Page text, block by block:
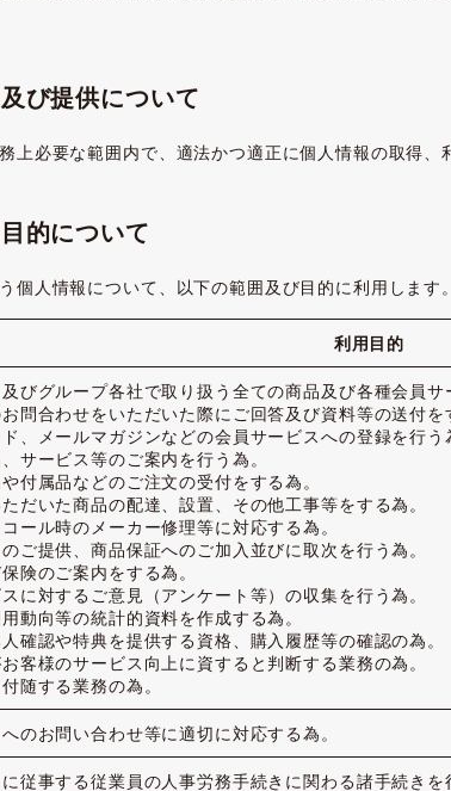
び提供について
上必要な範囲内で、適法かつ適正に個人情報の取得、
的について
個人情報について、以下の範囲及び目的に利用します。
利用目的
及びグループ各社で取り扱う全ての商品及び各種会員
問合わせをいただいた際にご回答及び資料等の送付を
、メールマガジンなどの会員サービスへの登録を行う
サービス等のご案内を行う為。
付属品などのご注文の受付をする為。
だいた商品の配達、設置、その他工事等をする為。
ール時のメーカー修理等に対応する為。
ご提供、商品保証へのご加入並びに取次を行う為。
険のご案内をする為。
に対するご意見（アンケート等）の収集を行う為。
動向等の統計的資料を作成する為。
確認や特典を提供する資格、購入履歴等の確認の為。
客様のサービス向上に資すると判断する業務の為。
随する業務の為。
のお問い合わせ等に適切に対応する為。
従事する従業員の人事労務手続きに関わる諸手続きを